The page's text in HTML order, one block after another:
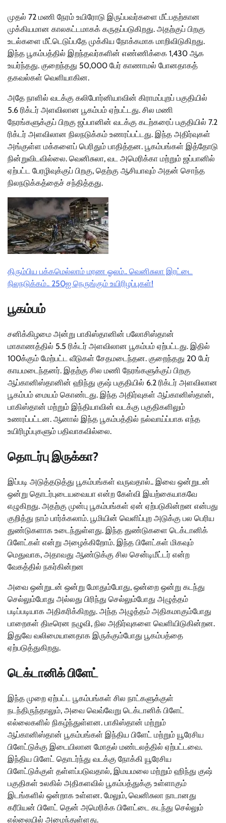
முதல் 72 மணி நேரம் உயிரோடு இருப்பவர்களை மீட்பதற்கான
முக்கியமான காலகட்டமாகக் கருதப்படுகிறது. அதற்குப் பிறகு
உடல்களை மீட்டெடுப்பதே முக்கிய நோக்கமாக மாறிவிடுகிறது.
இந்த பூகம்பத்தில் இறந்தவர்களின் எண்ணிக்கை 1,430 ஆக
உயர்ந்தது. குறைந்தது 50,000 பேர் காணாமல் போனதாகத்
தகவல்கள் வெளியாகின.
அதே நாளில் வடக்கு கலிபோர்னியாவின் கிராமப்புறப் பகுதியில்
5.6 ரிக்டர் அளவிலான பூகம்பம் ஏற்பட்டது. சில மணி
நேரங்களுக்குப் பிறகு ஜப்பானின் வடக்கு கடற்கரைப் பகுதியில் 7.2
ரிக்டர் அளவிலான நிலநடுக்கம் உணரப்பட்டது. இந்த அதிர்வுகள்
அங்குள்ள மக்களைப் பெரிதும் பாதித்தன. பூகம்பங்கள் இத்தோடு
நின்றுவிடவில்லை. வெனிசுலா, வட அமெரிக்கா மற்றும் ஜப்பானில்
ஏற்பட்ட பேரழிவுக்குப் பிறகு, தெற்கு ஆசியாவும் அதன் சொந்த
நிலநடுக்கத்தைச் சந்தித்தது.
திரும்பிய பக்கமெல்லாம் மரண ஓலம்.. வெனிசுலா இரட்டை
நிலநடுக்கம்.. 250ஐ நெருங்கும் உயிரிழப்புகள்!
பூகம்பம்
சனிக்கிழமை அன்று பாகிஸ்தானின் பலோசிஸ்தான்
மாகாணத்தில் 5.5 ரிக்டர் அளவிலான பூகம்பம் ஏற்பட்டது. இதில்
100க்கும் மேற்பட்ட வீடுகள் சேதமடைந்தன. குறைந்தது 20 பேர்
காயமடைந்தனர். இதற்கு சில மணி நேரங்களுக்குப் பிறகு
ஆப்கானிஸ்தானின் ஹிந்து குஷ் பகுதியில் 6.2 ரிக்டர் அளவிலான
பூகம்பம் மையம் கொண்டது. இந்த அதிர்வுகள் ஆப்கானிஸ்தான்,
பாகிஸ்தான் மற்றும் இந்தியாவின் வடக்கு பகுதிகளிலும்
உணரப்பட்டன. ஆனால் இந்த பூகம்பத்தில் நல்வாய்ப்பாக எந்த
உயிரிழப்புகளும் பதிவாகவில்லை.
தொடர்பு இருக்கா?
இப்படி அடுத்தடுத்து பூகம்பங்கள் வருவதால்.. இவை ஒன்றுடன்
ஒன்று தொடர்புடையவையா என்ற கேள்வி இயற்கையாகவே
எழுகிறது. அதற்கு முன்பு பூகம்பங்கள் ஏன் ஏற்படுகின்றன என்பது
குறித்து நாம் பார்க்கலாம். பூமியின் வெளிப்புற அடுக்கு பல பெரிய
துண்டுகளாக உடைந்துள்ளது. இந்த துண்டுகளை டெக்டானிக்
பிளேட்கள் என்று அழைக்கிறோம். இந்த பிளேட்கள் மிகவும்
மெதுவாக, அதாவது ஆண்டுக்கு சில சென்டிமீட்டர் என்ற
வேகத்தில் நகர்கின்றன
அவை ஒன்றுடன் ஒன்று மோதும்போது, ஒன்றை ஒன்று கடந்து
செல்லும்போது அல்லது பிரிந்து செல்லும்போது அழுத்தம்
படிப்படியாக அதிகரிக்கிறது. அந்த அழுத்தம் அதிகமாகும்போது
பாறைகள் திடீரென நழுவி, நில அதிர்வுகளை வெளியிடுகின்றன.
இதுவே வலிமையானதாக இருக்கும்போது பூகம்பத்தை
ஏற்படுத்துகிறது.
டெக்டானிக் பிளேட்
இந்த முறை ஏற்பட்ட பூகம்பங்கள் சில நாட்களுக்குள்
நடந்திருந்தாலும், அவை வெவ்வேறு டெக்டானிக் பிளேட்
எல்லைகளில் நிகழ்ந்துள்ளன. பாகிஸ்தான் மற்றும்
ஆப்கானிஸ்தான் பூகம்பங்கள் இந்திய பிளேட் மற்றும் யூரேசிய
பிளேட்டுக்கு இடையிலான மோதல் மண்டலத்தில் ஏற்பட்டவை.
இந்திய பிளேட் தொடர்ந்து வடக்கு நோக்கி யூரேசிய
பிளேட்டுக்குள் தள்ளப்படுவதால், இமயமலை மற்றும் ஹிந்து குஷ்
பகுதிகள் உலகில் அதிகளவில் பூகம்பத்துக்கு உள்ளாகும்
இடங்களில் ஒன்றாக உள்ளன. மேலும், வெனிசுலா நாடானது
கரீபியன் பிளேட் தென் அமெரிக்க பிளேட்டை கடந்து செல்லும்
எல்லையில் அமைந்துள்ளது.